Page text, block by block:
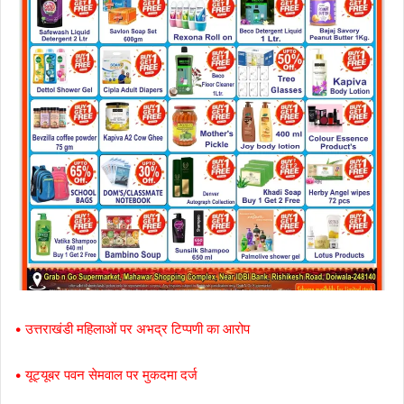
• उत्तराखंडी महिलाओं पर अभद्र टिप्पणी का आरोप
• यूट्यूबर पवन सेमवाल पर मुकदमा दर्ज